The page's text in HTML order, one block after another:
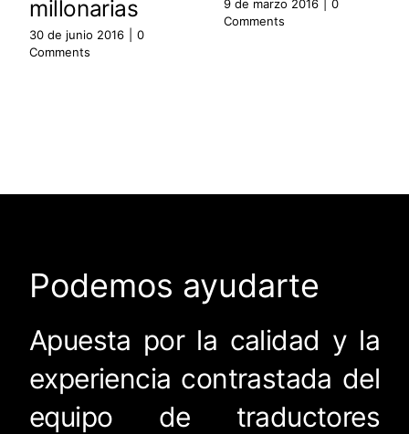
millonarias
30 de junio 2016
0
Comments
9 de marzo 2016
0
Comments
Podemos ayudarte
Apuesta por la calidad y la
experiencia contrastada del
equipo de traductores